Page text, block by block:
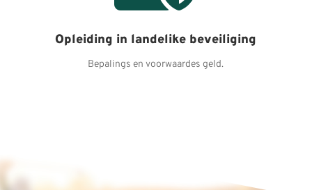
Opleiding in landelike beveiliging
Bepalings en voorwaardes geld.